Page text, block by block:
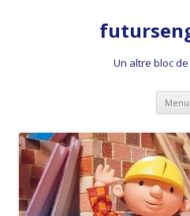
Un altre bloc
Menu